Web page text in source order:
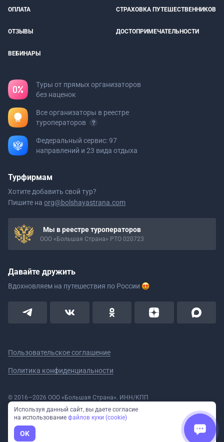
ОПЛАТА СТРАХОВКА ПУТЕШЕСТВЕННИКОВ
ОТЗЫВЫ ДОСТОПРИМЕЧАТЕЛЬНОСТИ
ВЕБИНАРЫ
Туры от прямых организаторов
без наценок
Все организаторы в реестре
туроператоров
Федеральный сервис: 97
направлений и 23 вида отдыха
Турфирмам
Хотите добавить свой тур?
Пишите на org@bolshayastrana.com
Мы в реестре туроператоров
ООО «Большая Страна» РТО 020723
Давайте дружить
Вдохновляем на путешествия по России
Пользовательское соглашение
Политика конфиденциальности
© 2016—2026 ООО «Большая Страна». ИНН/КПП
5908078160/590801001 ОГРН 1185958020533
Номер в реестре Роскомнадзора № 59-18-006319 (Приказ № 321 от
11.10.2018)
Полное или частичное копирование изображений и текстов возможно
только с указанием активной ссылки на сайт Большая Страна.
Используя данный сайт, вы даете согласие
на использование файлов куки (cookie)
OK